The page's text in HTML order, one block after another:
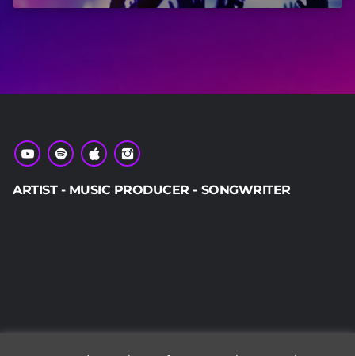
ARTIST - MUSIC PRODUCER - SONGWRITER